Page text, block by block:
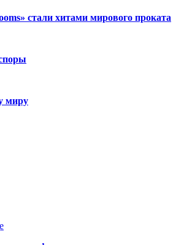
стали хитами мирового проката
миру